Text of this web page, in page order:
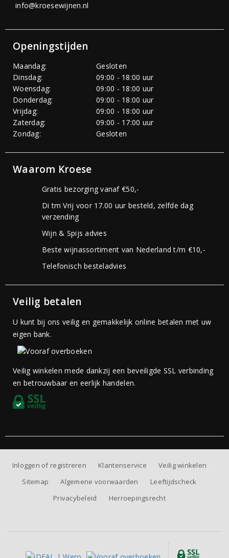
info@kroesewijnen.nl
Openingstijden
Maandag:
Gesloten
Dinsdag:
09:00 - 18:00 uur
Woensdag:
09:00 - 18:00 uur
Donderdag:
09:00 - 18:00 uur
Vrijdag:
09:00 - 18:00 uur
Zaterdag:
09:00 - 17:00 uur
Zondag:
Gesloten
Waarom Kroese
Gratis bezorging vanaf €50,-
Di tm Vrij voor 17.00 uur besteld, zelfde dag
verzending
Wijn & Spijs advies
Beste wijnassortiment van Nederland t/m €10,-
Telefonisch besteladvies
Veilig betalen
U kunt bij ons veilig en gemakkelijk online betalen met uw
eigen bank.
Veilig winkelen mede dankzij een beveiligde SSL verbinding
en betrouwbaar en eerlijk handelen.
Inloggen of registreren Klantenservice
Veilig winkelen
Sitemap
Algemene voorwaarden
Leeftijdscheck
Privacybeleid
Herroepingsrecht